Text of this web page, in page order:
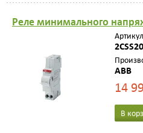
Реле минимального
Артикул
ABB
14
В